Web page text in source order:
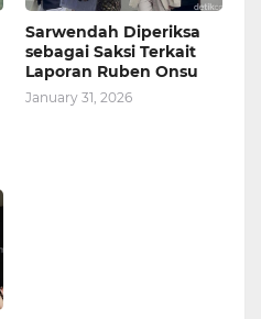
Sarwendah Diperiksa
sebagai Saksi Terkait
Laporan Ruben Onsu
January 31, 2026